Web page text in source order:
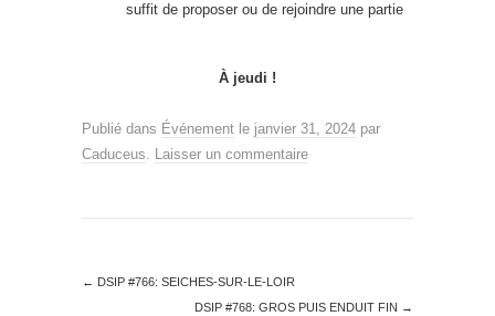
suffit de proposer ou de rejoindre une partie
À jeudi !
Publié dans Événement le janvier 31, 2024 par
Caduceus. Laisser un commentaire
← DSIP #766: SEICHES-SUR-LE-LOIR
DSIP #768: GROS PUIS ENDUIT FIN →